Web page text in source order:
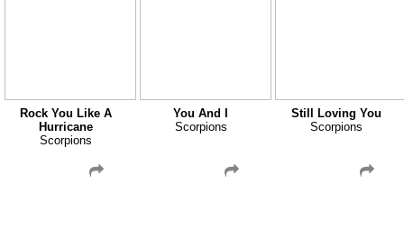
Rock You Like A
Hurricane
Scorpions
You And I
Scorpions
Still Loving You
Scorpions